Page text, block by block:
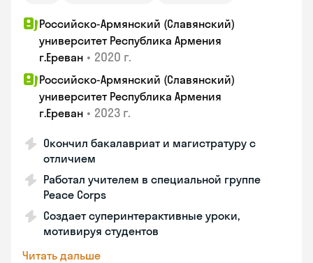
Российско-Армянский (Славянский)
университет Республика Армения
г.Ереван • 2020 г.
Российско-Армянский (Славянский)
университет Республика Армения
г.Ереван • 2023 г.
Окончил бакалавриат и магистратуру с
отличием
Работал учителем в специальной группе
Peace Corps
Создает суперинтерактивные уроки,
мотивируя студентов
Читать дальше